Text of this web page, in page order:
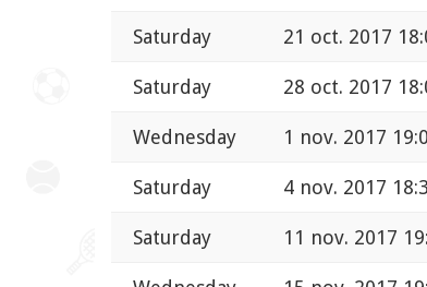
Saturday 21 oct. 2017
Saturday 28 oct. 2017
Wednesday 1 nov. 2017
Saturday 4 nov. 2017
Saturday 11 nov. 2017